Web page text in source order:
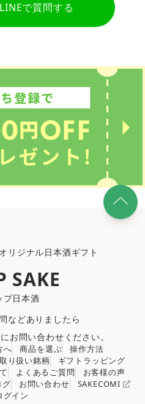
で質問する
リジナル日本酒ギフト
SAKE
プ日本酒
などありましたら
お問い合わせください。
へ 商品を選ぶ
操作方法
り扱い銘柄
ギフトラッピング
よくあるご質問
お客様の声
グ お問い合わせ
SAKECOMI
グイン